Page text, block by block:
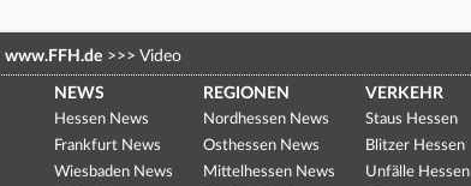
www.FFH.de >>> Video
NEWS
Hessen News
Frankfurt News
Wiesbaden News
REGIONEN
Nordhessen News
Osthessen News
Mittelhessen News
VERKEHR
Staus Hessen
Blitzer Hessen
Unfälle Hessen